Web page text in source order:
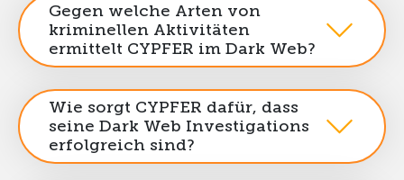
Gegen welche Arten von
kriminellen Aktivitäten
ermittelt CYPFER im Dark Web?
Wie sorgt CYPFER dafür, dass
seine Dark Web Investigations
erfolgreich sind?